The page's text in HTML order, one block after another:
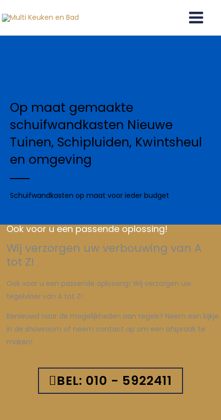
naar
Op maat gemaakte
schuifwandkasten Nieuwe
Tuinen, Schipluiden, Kwintsheul
en omgeving
Schuifwandkasten op maat voor ieder budget
Ook voor u een passende oplossing!
Wij verzorgen uw verbouwing van A
tot Z!
Ook voor u een passende oplossing! Wij verzorgen uw
tegelvloer van A tot Z!
Benieuwd naar de mogelijkheden aan tegels? Neem een kijkje
in de showroom of neem contact op om een afspraak te
maken!
BEL: 010 - 5922411